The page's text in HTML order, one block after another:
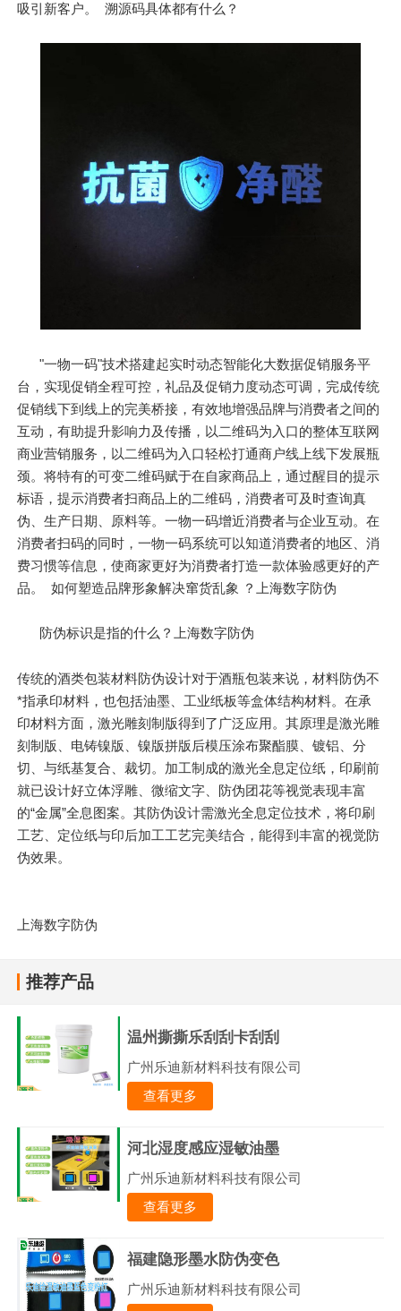
吸引新客户。 溯源码具体都有什么？
"一物一码"技术搭建起实时动态智能化大数据促销服务平
台，实现促销全程可控，礼品及促销力度动态可调，完成传统
促销线下到线上的完美桥接，有效地增强品牌与消费者之间的
互动，有助提升影响力及传播，以二维码为入口的整体互联网
商业营销服务，以二维码为入口轻松打通商户线上线下发展瓶
颈。将特有的可变二维码赋于在自家商品上，通过醒目的提示
标语，提示消费者扫商品上的二维码，消费者可及时查询真
伪、生产日期、原料等。一物一码增近消费者与企业互动。在
消费者扫码的同时，一物一码系统可以知道消费者的地区、消
费习惯等信息，使商家更好为消费者打造一款体验感更好的产
品。 如何塑造品牌形象解决窜货乱象 ？上海数字防伪
防伪标识是指的什么？上海数字防伪
传统的酒类包装材料防伪设计对于酒瓶包装来说，材料防伪不
*指承印材料，也包括油墨、工业纸板等盒体结构材料。在承
印材料方面，激光雕刻制版得到了广泛应用。其原理是激光雕
刻制版、电铸镍版、镍版拼版后模压涂布聚酯膜、镀铝、分
切、与纸基复合、裁切。加工制成的激光全息定位纸，印刷前
就已设计好立体浮雕、微缩文字、防伪团花等视觉表现丰富
的“金属”全息图案。其防伪设计需激光全息定位技术，将印刷
工艺、定位纸与印后加工工艺完美结合，能得到丰富的视觉防
伪效果。
上海数字防伪
推荐产品
温州撕撕乐刮刮卡刮刮
广州乐迪新材料科技有限公司
查看更多
河北湿度感应湿敏油墨
广州乐迪新材料科技有限公司
查看更多
福建隐形墨水防伪变色
广州乐迪新材料科技有限公司